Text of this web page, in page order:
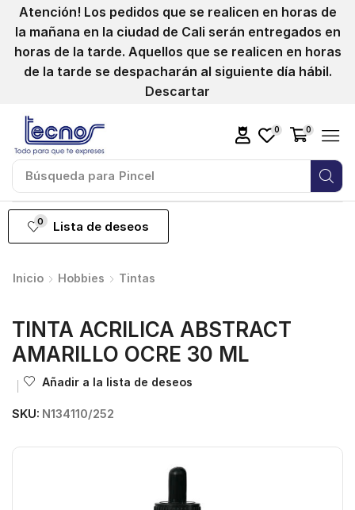
Atención! Los pedidos que se realicen en horas de
la mañana en la ciudad de Cali serán entregados en
horas de la tarde. Aquellos que se realicen en horas
de la tarde se despacharán al siguiente día hábil.
Descartar
Búsqueda para
0 0
0 Lista de deseos
Inicio Hobbies Tintas
TINTA ACRILICA ABSTRACT
AMARILLO OCRE 30 ML
Añadir a la lista de deseos
SKU: N134110/252